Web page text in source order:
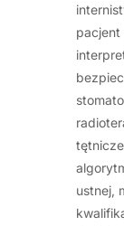
pacjent
ustnej,